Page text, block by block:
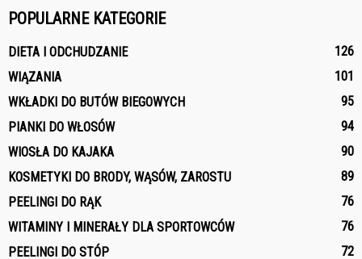
POPULARNE KATEGORIE
DIETA I ODCHUDZANIE
126
WIĄZANIA
101
WKŁADKI DO BUTÓW BIEGOWYCH
95
PIANKI DO WŁOSÓW
94
WIOSŁA DO KAJAKA
90
KOSMETYKI DO BRODY, WĄSÓW, ZAROSTU
89
PEELINGI DO RĄK
76
WITAMINY I MINERAŁY DLA SPORTOWCÓW
76
PEELINGI DO STÓP
72